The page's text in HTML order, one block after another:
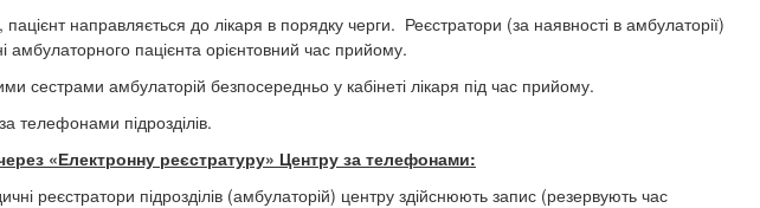
направляється до лікаря в порядку черги. Реєстратори (за наявності в амбулаторії)
амбулаторного пацієнта орієнтовний час прийому.
сестрами амбулаторій безпосередньо у кабінеті лікаря під час прийому.
телефонами підрозділів.
«Електронну реєстратуру» Центру за телефонами:
реєстратори підрозділів (амбулаторій) центру здійснюють запис (резервують час